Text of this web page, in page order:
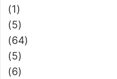
(1)
(5)
(64)
(5)
(6)